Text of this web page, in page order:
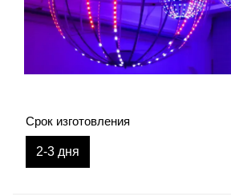
Срок изготовления
2-3 дня